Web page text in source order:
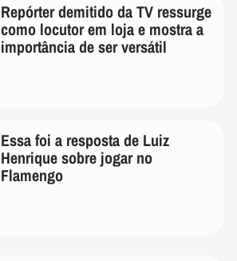
Repórter demitido da TV ressurge
como locutor em loja e mostra a
importância de ser versátil
Essa foi a resposta de Luiz
Henrique sobre jogar no
Flamengo